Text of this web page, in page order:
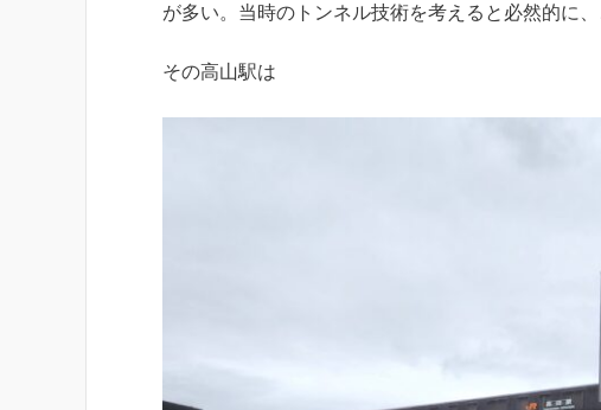
が多い。当時のトンネル技術を考えると必然的に
その高山駅は